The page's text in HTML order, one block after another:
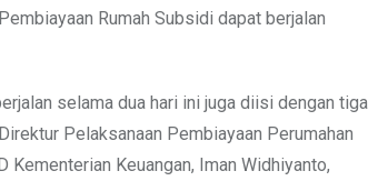
Rumah Subsidi dapat berjalan
selama dua hari ini juga diisi dengan tiga
Pelaksanaan Pembiayaan Perumahan
Keuangan, Iman Widhiyanto,